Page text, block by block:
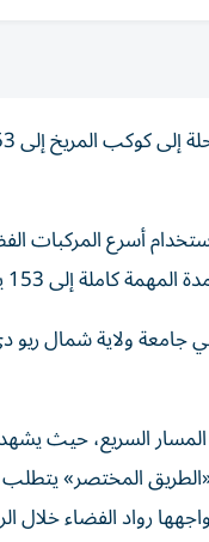
حالياً بين 7 و10 أشهر، حتى
إلى 153 يوماً فقط.
ولاية شمال ريو
لتحقيق هذا المسار
المختصر» يتطلب
رواد الفضاء خلال